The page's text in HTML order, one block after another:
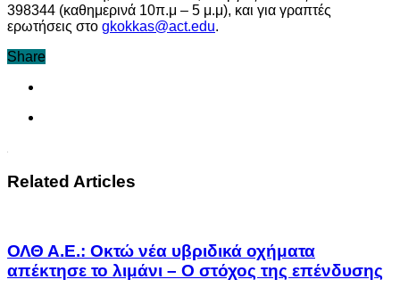
398344 (καθημερινά 10π.μ – 5 μ.μ), και για γραπτές
ερωτήσεις στο gkokkas@act.edu.
Share
Related Articles
ΟΛΘ Α.Ε.: Οκτώ νέα υβριδικά οχήματα
απέκτησε το λιμάνι – Ο στόχος της επένδυσης